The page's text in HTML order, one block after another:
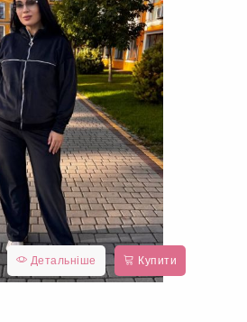
Детальніше Купити